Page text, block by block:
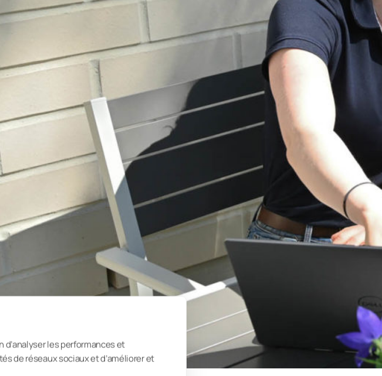
les performances et
de réseaux sociaux et d’améliorer et